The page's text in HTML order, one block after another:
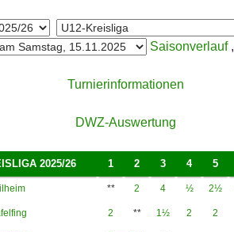
Saisonverlauf,
Turnierinformationen
DWZ-Auswertung
2025/26 1 2 3 4 5
** 2 4 ½ 2½
2 ** 1½ 2 2